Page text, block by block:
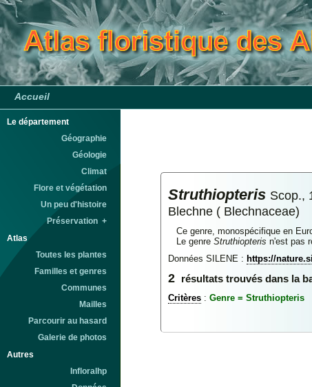
Accueil
Le département
Géographie
Géologie
Climat
Flore et végétation
Un peu d'histoire
Préservation +
Atlas
Toutes les plantes
Familles et genres
Communes
Mailles
Parcourir au hasard
Galerie de photos
Autres
Infloralhp
Struthiopteris Scop.,
Blechne ( Blechnaceae)
Ce genre, monospécifique en
Le genreStruthiopteris n'est pas
Données SILENE :https://
2 résultats trouvés dans la
Critères :Genre = Struthiopteris